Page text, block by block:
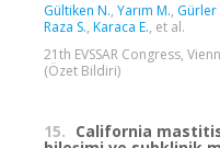
Gültiken N., Yarım M., Gürler
Raza S., Karaca E., et al.
21th EVSSAR Congress,
(Özet Bildiri)
15. California